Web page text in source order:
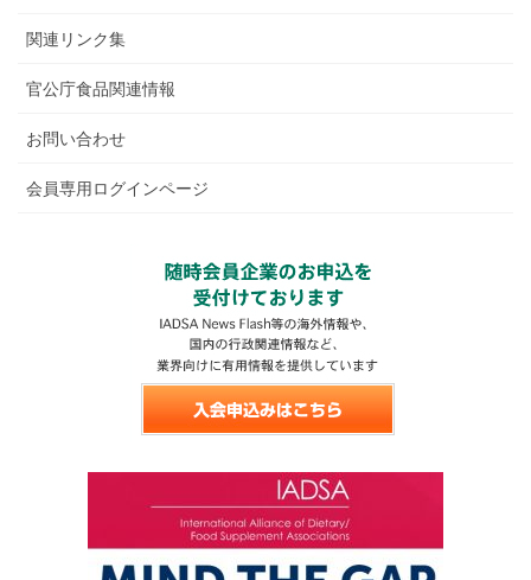
関連リンク集
官公庁食品関連情報
お問い合わせ
会員専用ログインページ